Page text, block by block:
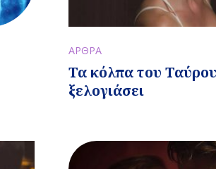
ΑΡΘΡΑ
Τα κόλπα του
ξελογιάσει